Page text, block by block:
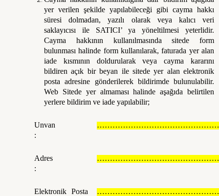
yer verilen şekilde yapılabileceği gibi cayma hakkı
süresi dolmadan, yazılı olarak veya kalıcı veri
saklayıcısı ile SATICI’ ya yöneltilmesi yeterlidir.
Cayma hakkının kullanılmasında sitede form
bulunması halinde form kullanılarak, faturada yer alan
iade kısmının doldurularak veya cayma kararını
bildiren açık bir beyan ile sitede yer alan elektronik
posta adresine gönderilerek bildirimde bulunulabilir.
Web Sitede yer almaması halinde aşağıda belirtilen
yerlere bildirim ve iade yapılabilir;
Unvan
:
Adres
:
Elektronik Posta